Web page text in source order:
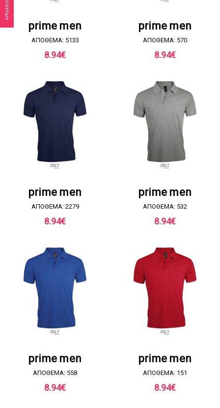
prime men
ΑΠΟΘΕΜΑ: 5133
8.94€
prime men
ΑΠΟΘΕΜΑ: 570
8.94€
prime men
ΑΠΟΘΕΜΑ: 2279
8.94€
prime men
ΑΠΟΘΕΜΑ: 532
8.94€
prime men
ΑΠΟΘΕΜΑ: 558
8.94€
prime men
ΑΠΟΘΕΜΑ: 151
8.94€